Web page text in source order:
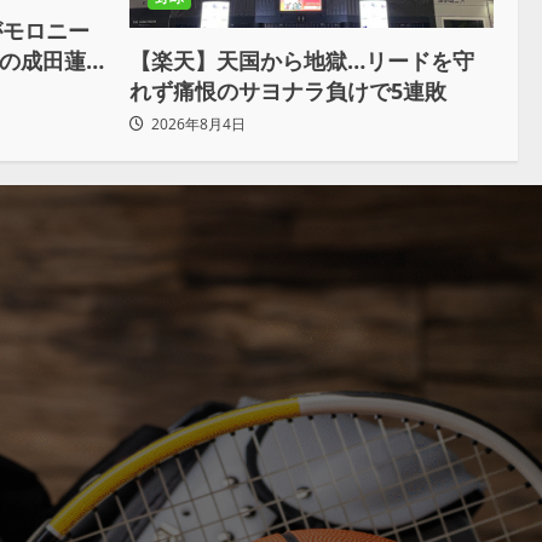
ロニー
成田蓮
【楽天】天国から地獄…リードを守
れず痛恨のサヨナラ負けで5連敗
2026年8月4日